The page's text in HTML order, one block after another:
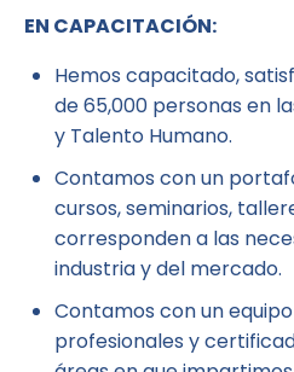
EN CAPACITACIÓN:
Hemos capacitado,
de 65,000 personas en
y Talento Humano.
Contamos con un
cursos, seminarios,
corresponden a las
industria y del mercado.
Contamos con un
profesionales y